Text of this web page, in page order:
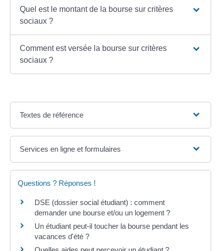
Quel est le montant de la bourse sur critères
sociaux ?
Comment est versée la bourse sur critères
sociaux ?
Textes de référence
Services en ligne et formulaires
Questions ? Réponses !
DSE (dossier social étudiant) : comment
demander une bourse et/ou un logement ?
Un étudiant peut-il toucher la bourse pendant les
vacances d'été ?